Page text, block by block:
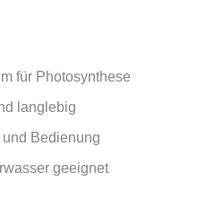
für Photosynthese
langlebig
Bedienung
geeignet